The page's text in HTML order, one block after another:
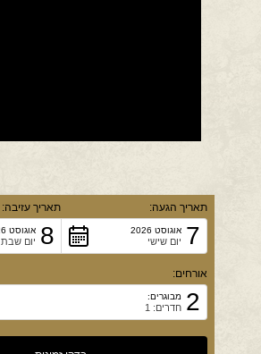
תאריך הגעה:
7 אוגוסט 2026
יום שישי
תאריך עזיבה:
8 אוגוסט 2026
יום שבת
אורחים:
2 מבוגרים:
חדרים: 1